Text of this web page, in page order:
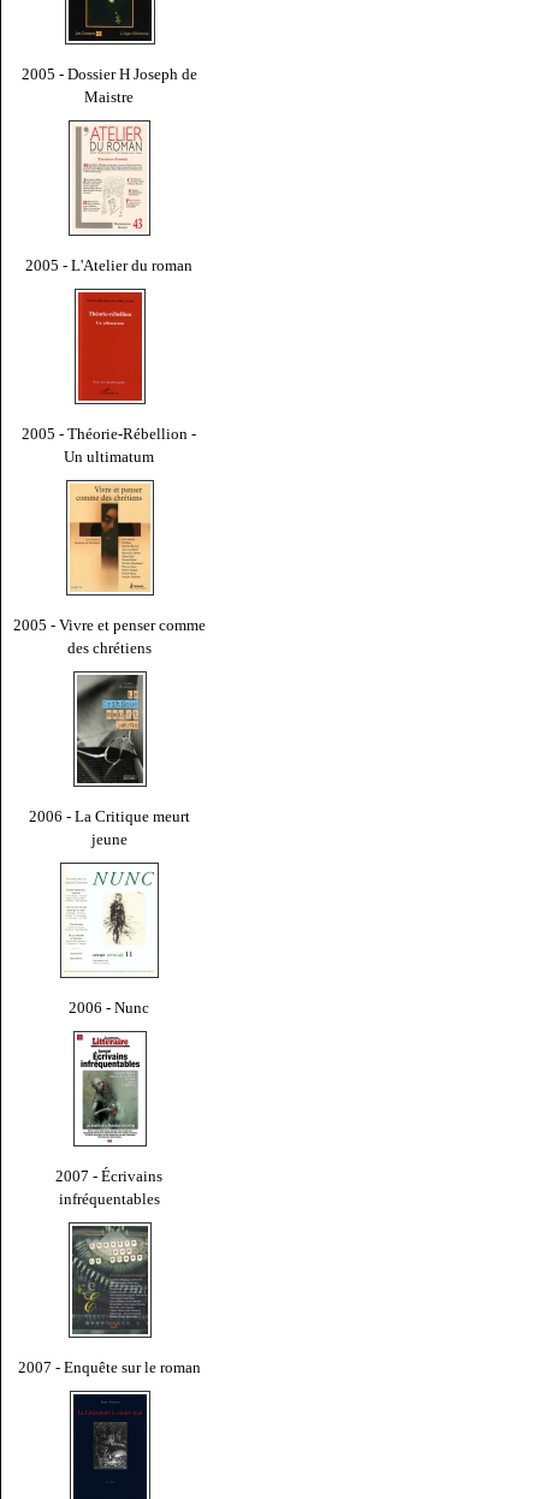
2005 - Dossier H Joseph de
Maistre
2005 - L'Atelier du roman
2005 - Théorie-Rébellion -
Un ultimatum
2005 - Vivre et penser comme
des chrétiens
2006 - La Critique meurt
jeune
2006 - Nunc
2007 - Écrivains
infréquentables
2007 - Enquête sur le roman